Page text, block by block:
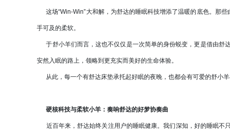
这场“Win-Win”大和解，为舒达的睡眠科技增添了温暖的底色。那些
手可及的柔软。
于舒小羊们而言，这也不仅仅是一次简单的身份蜕变，更是借由舒
安然入眠的路上，领略到更充实而美好的生命体验。
从此，每一个有舒达床垫承托起好眠的夜晚，也都会有可爱的舒小羊
硬核科技与柔软小羊：奏响舒达的好梦协奏曲
近百年来，舒达始终关注用户的睡眠健康。我们深知，好的睡眠不